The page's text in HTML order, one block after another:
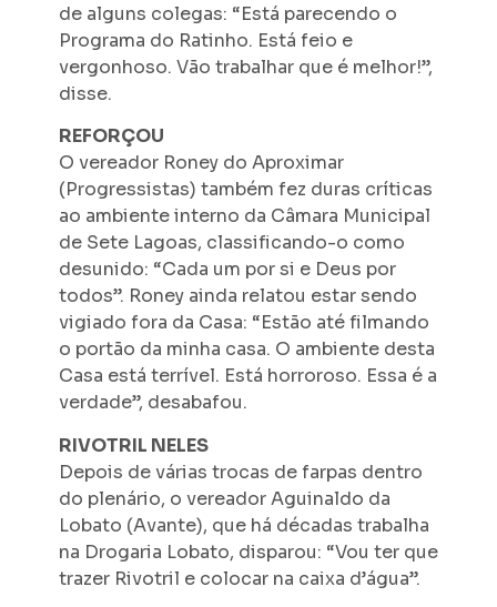
de alguns colegas: “Está parecendo o
Programa do Ratinho. Está feio e
vergonhoso. Vão trabalhar que é melhor!”,
disse.
REFORÇOU
O vereador Roney do Aproximar
(Progressistas) também fez duras críticas
ao ambiente interno da Câmara Municipal
de Sete Lagoas, classificando-o como
desunido: “Cada um por si e Deus por
todos”. Roney ainda relatou estar sendo
vigiado fora da Casa: “Estão até filmando
o portão da minha casa. O ambiente desta
Casa está terrível. Está horroroso. Essa é a
verdade”, desabafou.
RIVOTRIL NELES
Depois de várias trocas de farpas dentro
do plenário, o vereador Aguinaldo da
Lobato (Avante), que há décadas trabalha
na Drogaria Lobato, disparou: “Vou ter que
trazer Rivotril e colocar na caixa d’água”.